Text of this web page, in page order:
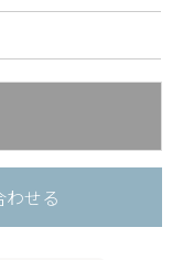
わせる